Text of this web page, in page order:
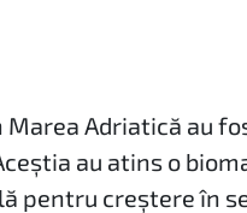
Adriatică au
au atins o
pentru creștere în